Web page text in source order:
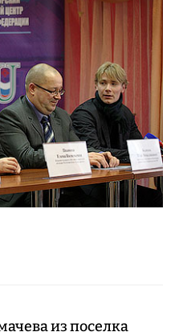
из поселка